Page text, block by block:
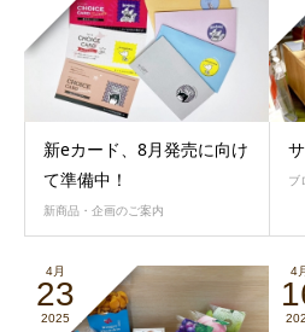
新eカード、8月発売に向け
て準備中！
新商品・企画のご案内
ブ
4月
23
2025
4